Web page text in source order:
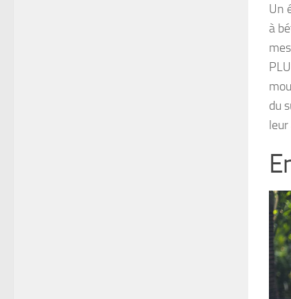
Un
à
du